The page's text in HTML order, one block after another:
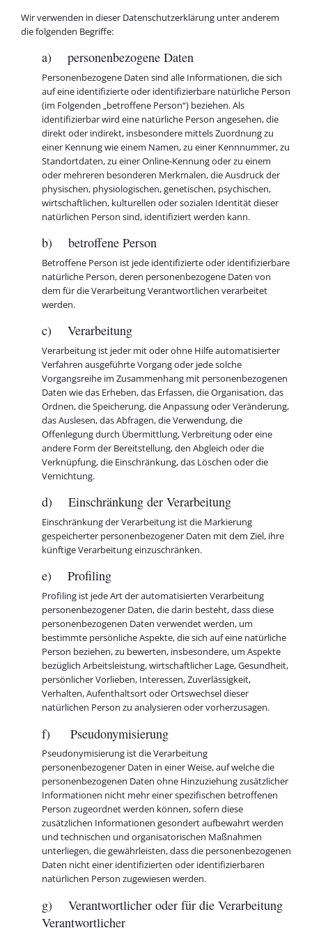
Wir verwenden in dieser Datenschutzerklärung unter anderem
die folgenden Begriffe:
a) personenbezogene Daten
Personenbezogene Daten sind alle Informationen, die sich
auf eine identifizierte oder identifizierbare natürliche Person
(im Folgenden „betroffene Person“) beziehen. Als
identifizierbar wird eine natürliche Person angesehen, die
direkt oder indirekt, insbesondere mittels Zuordnung zu
einer Kennung wie einem Namen, zu einer Kennnummer, zu
Standortdaten, zu einer Online-Kennung oder zu einem
oder mehreren besonderen Merkmalen, die Ausdruck der
physischen, physiologischen, genetischen, psychischen,
wirtschaftlichen, kulturellen oder sozialen Identität dieser
natürlichen Person sind, identifiziert werden kann.
b) betroffene Person
Betroffene Person ist jede identifizierte oder identifizierbare
natürliche Person, deren personenbezogene Daten von
dem für die Verarbeitung Verantwortlichen verarbeitet
werden.
c) Verarbeitung
Verarbeitung ist jeder mit oder ohne Hilfe automatisierter
Verfahren ausgeführte Vorgang oder jede solche
Vorgangsreihe im Zusammenhang mit personenbezogenen
Daten wie das Erheben, das Erfassen, die Organisation, das
Ordnen, die Speicherung, die Anpassung oder Veränderung,
das Auslesen, das Abfragen, die Verwendung, die
Offenlegung durch Übermittlung, Verbreitung oder eine
andere Form der Bereitstellung, den Abgleich oder die
Verknüpfung, die Einschränkung, das Löschen oder die
Vernichtung.
d) Einschränkung der Verarbeitung
Einschränkung der Verarbeitung ist die Markierung
gespeicherter personenbezogener Daten mit dem Ziel, ihre
künftige Verarbeitung einzuschränken.
e) Profiling
Profiling ist jede Art der automatisierten Verarbeitung
personenbezogener Daten, die darin besteht, dass diese
personenbezogenen Daten verwendet werden, um
bestimmte persönliche Aspekte, die sich auf eine natürliche
Person beziehen, zu bewerten, insbesondere, um Aspekte
bezüglich Arbeitsleistung, wirtschaftlicher Lage, Gesundheit,
persönlicher Vorlieben, Interessen, Zuverlässigkeit,
Verhalten, Aufenthaltsort oder Ortswechsel dieser
natürlichen Person zu analysieren oder vorherzusagen.
f) Pseudonymisierung
Pseudonymisierung ist die Verarbeitung
personenbezogener Daten in einer Weise, auf welche die
personenbezogenen Daten ohne Hinzuziehung zusätzlicher
Informationen nicht mehr einer spezifischen betroffenen
Person zugeordnet werden können, sofern diese
zusätzlichen Informationen gesondert aufbewahrt werden
und technischen und organisatorischen Maßnahmen
unterliegen, die gewährleisten, dass die personenbezogenen
Daten nicht einer identifizierten oder identifizierbaren
natürlichen Person zugewiesen werden.
g) Verantwortlicher oder für die Verarbeitung
Verantwortlicher